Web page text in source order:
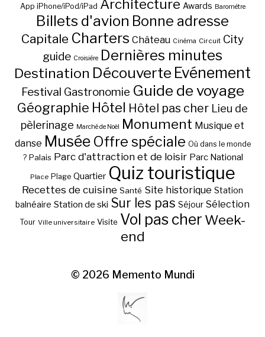
App iPhone/iPod/iPad Architecture Awards Baromètre
Billets d'avion Bonne adresse
Capitale Charters Château Cinéma Circuit City
guide Croisière Dernières minutes
Destination Découverte Evénement
Festival Gastronomie Guide de voyage
Géographie Hôtel Hôtel pas cher Lieu de
pèlerinage Marché de Noël Monument Musique et
danse Musée Offre spéciale Où dans le monde
? Palais Parc d'attraction et de loisir Parc National
Place Plage Quartier Quiz touristique
Recettes de cuisine Santé Site historique Station
balnéaire Station de ski Sur les pas Séjour Sélection
Tour Ville universitaire Visite Vol pas cher Week-
end
© 2026 Memento Mundi